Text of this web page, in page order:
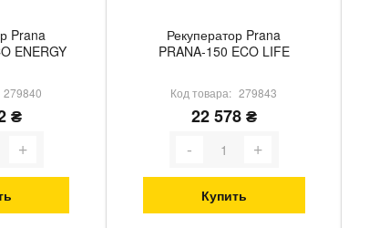
Prana
ENERGY
279840
₴
Рекуператор Prana
PRANA-150 ECO LIFE
Код товара: 279843
22 578 ₴
Купить